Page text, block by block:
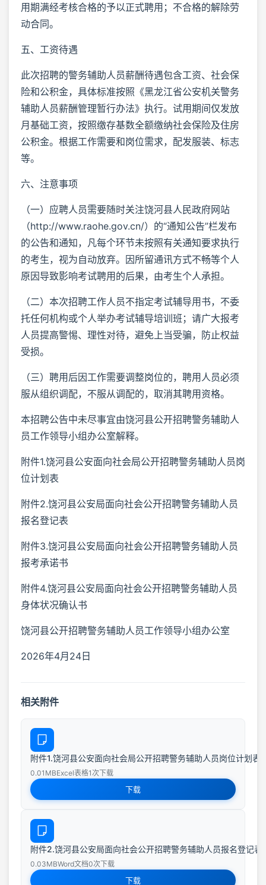
用期满经考核合格的予以正式聘用；不合格的解除劳
动合同。
五、工资待遇
此次招聘的警务辅助人员薪酬待遇包含工资、社会保
险和公积金，具体标准按照《黑龙江省公安机关警务
辅助人员薪酬管理暂行办法》执行。试用期间仅发放
月基础工资，按照缴存基数全额缴纳社会保险及住房
公积金。根据工作需要和岗位需求，配发服装、标志
等。
六、注意事项
（一）应聘人员需要随时关注饶河县人民政府网站
（http://www.raohe.gov.cn/）的“通知公告”栏发布
的公告和通知，凡每个环节未按照有关通知要求执行
的考生，视为自动放弃。因所留通讯方式不畅等个人
原因导致影响考试聘用的后果，由考生个人承担。
（二）本次招聘工作人员不指定考试辅导用书，不委
托任何机构或个人举办考试辅导培训班；请广大报考
人员提高警惕、理性对待，避免上当受骗，防止权益
受损。
（三）聘用后因工作需要调整岗位的，聘用人员必须
服从组织调配，不服从调配的，取消其聘用资格。
本招聘公告中未尽事宜由饶河县公开招聘警务辅助人
员工作领导小组办公室解释。
附件1.饶河县公安面向社会局公开招聘警务辅助人员岗
位计划表
附件2.饶河县公安局面向社会公开招聘警务辅助人员
报名登记表
附件3.饶河县公安局面向社会公开招聘警务辅助人员
报考承诺书
附件4.饶河县公安局面向社会公开招聘警务辅助人员
身体状况确认书
饶河县公开招聘警务辅助人员工作领导小组办公室
2026年4月24日
相关附件
附件1.饶河县公安面向社会局公开招聘警务辅助人员岗位计划表
0.01MBExcel表格1次下载
下载
附件2.饶河县公安局面向社会公开招聘警务辅助人员报名登记表
0.03MBWord文档0次下载
下载